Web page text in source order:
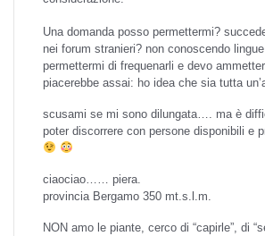
Una domanda posso permettermi?
nei forum stranieri? non conoscendo
permettermi di frequenarli e devo
piacerebbe assai: ho idea che sia tutta
scusami se mi sono dilungata…. ma è
poter discorrere con persone disponibili e
ciaociao…… piera.
provincia Bergamo 350 mt.s.l.m.
NON amo le piante, cerco di “capirle”, di